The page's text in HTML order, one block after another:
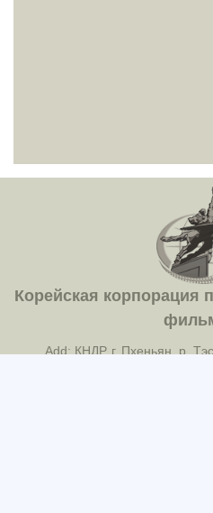
Корейская корпорация
Add: КНДР, г. Пхеньян, р.